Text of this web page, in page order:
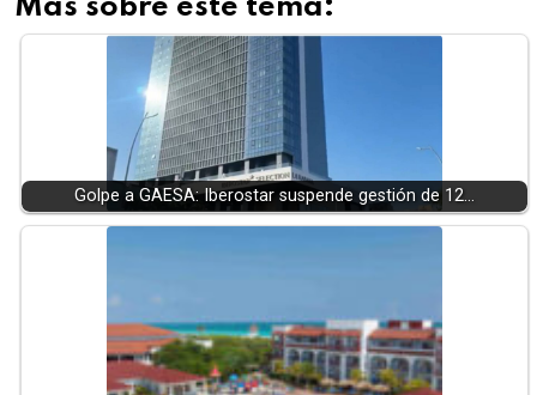
Más sobre este tema:
Golpe a GAESA: Iberostar suspende gestión de 12…